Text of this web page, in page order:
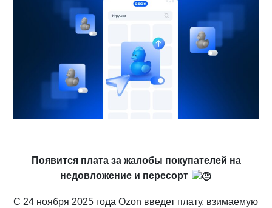
Появится плата за жалобы покупателей на
недовложение и пересорт
С 24 ноября 2025 года Ozon введет плату, взимаемую